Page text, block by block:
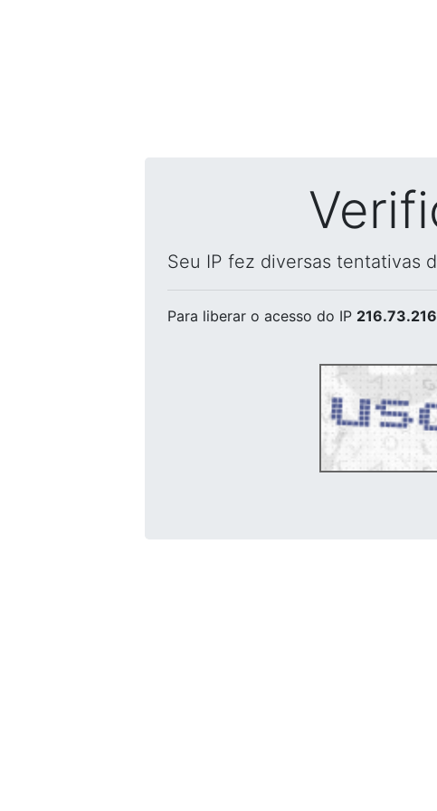
Seu IP fez diversas tentativas
Para liberar o acesso do IP